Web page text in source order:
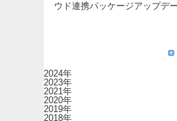
ウド連携パッケージアップデ
2024年
2023年
2021年
2020年
2019年
2018年